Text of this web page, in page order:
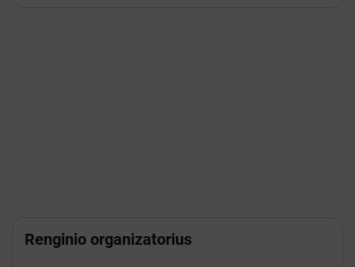
Renginio organizatorius